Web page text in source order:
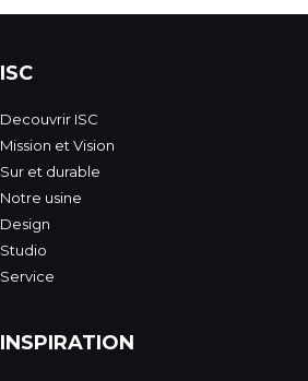
ISC
Decouvrir ISC
Mission et Vision
Sur et durable
Notre usine
Design
Studio
Service
INSPIRATION